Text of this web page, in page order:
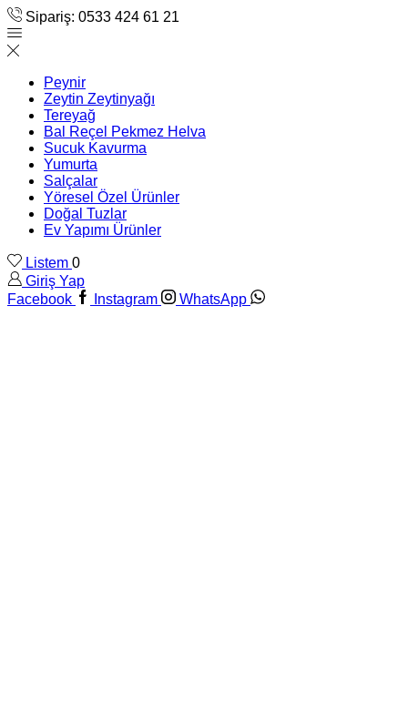
Sipariş: 0533 424 61 21
Peynir
Zeytin Zeytinyağı
Tereyağ
Bal Reçel Pekmez Helva
Sucuk Kavurma
Yumurta
Salçalar
Yöresel Özel Ürünler
Doğal Tuzlar
Ev Yapımı Ürünler
Listem 0
Giriş Yap
Facebook
Instagram WhatsApp